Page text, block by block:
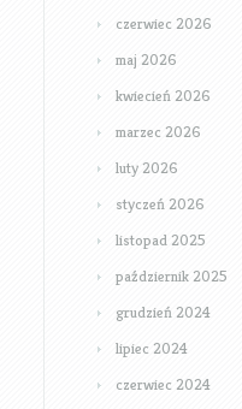
czerwiec 2026
maj 2026
kwiecień 2026
marzec 2026
luty 2026
styczeń 2026
listopad 2025
październik 2025
grudzień 2024
lipiec 2024
czerwiec 2024